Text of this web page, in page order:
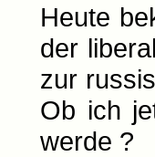
Heute
der
zur
Ob ich
werde ?